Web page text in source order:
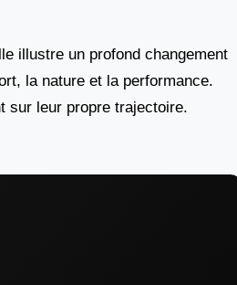
illustre un profond changement
la nature et la performance.
sur leur propre trajectoire.